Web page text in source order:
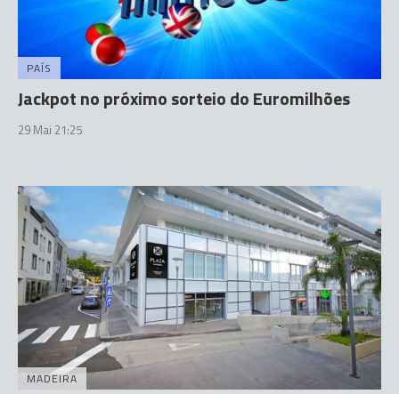
PAÍS
Jackpot no próximo sorteio do Euromilhões
29 Mai 21:25
MADEIRA